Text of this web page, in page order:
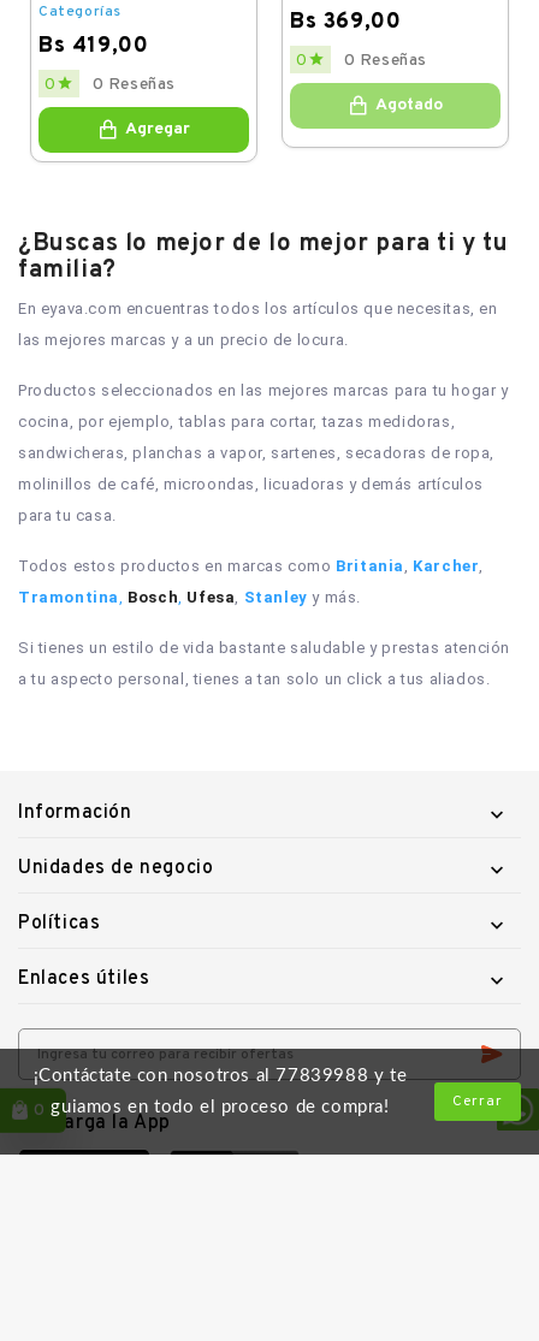
0
Categorías
Bs 419,00
Price
0  0 Reseñas
Agregar
Bs 369,00
Price
0  0 Reseñas
Agotado
¿Buscas lo mejor de lo mejor para ti y tu
familia?
En eyava.com encuentras todos los artículos que necesitas, en
las mejores marcas y a un precio de locura.
Productos seleccionados en las mejores marcas para tu hogar y
cocina, por ejemplo, tablas para cortar, tazas medidoras,
sandwicheras, planchas a vapor, sartenes, secadoras de ropa,
molinillos de café, microondas, licuadoras y demás artículos
para tu casa.
Todos estos productos en marcas como Britania, Karcher
Tramontina, Bosch, Ufesa, Stanley y más.
Si tienes un estilo de vida bastante saludable y prestas atención
a tu aspecto personal, tienes a tan solo un click a tus aliados.
¡Contáctate con nosotros al 77839988 y te
guiamos en todo el proceso de compra!
Cerrar
Información 
Unidades de negocio 
Políticas 
Enlaces útiles 
Descarga la App